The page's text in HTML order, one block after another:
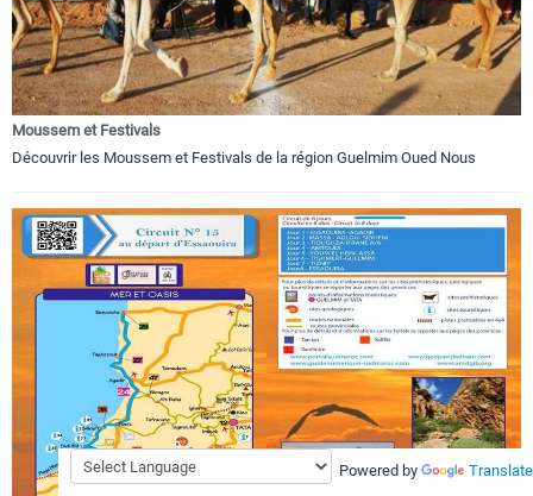
Moussem et Festivals
Découvrir les Moussem et Festivals de la région Guelmim Oued Nous
Powered by Translate